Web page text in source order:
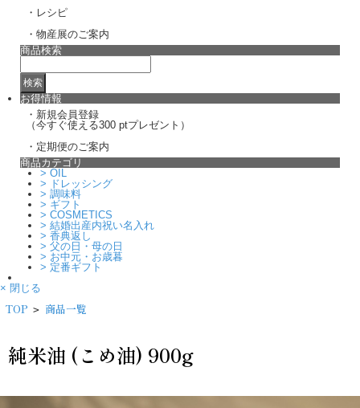
・レシピ
・物産展のご案内
商品検索
お得情報
・新規会員登録
（今すぐ使える300 ptプレゼント）
・定期便のご案内
商品カテゴリ
> OIL
> ドレッシング
> 調味料
> ギフト
> COSMETICS
> 結婚出産内祝い名入れ
> 香典返し
> 父の日・母の日
> お中元・お歳暮
> 定番ギフト
× 閉じる
TOP > 商品一覧
純米油 (こめ油) 900g